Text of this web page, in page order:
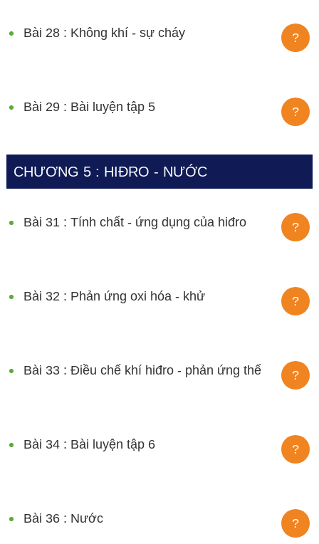
Bài 28 : Không khí - sự cháy ?
Bài 29 : Bài luyện tập 5 ?
CHƯƠNG 5 : HIĐRO - NƯỚC
Bài 31 : Tính chất - ứng dụng của hiđro ?
Bài 32 : Phản ứng oxi hóa - khử ?
Bài 33 : Điều chế khí hiđro - phản ứng thế ?
Bài 34 : Bài luyện tập 6 ?
Bài 36 : Nước ?